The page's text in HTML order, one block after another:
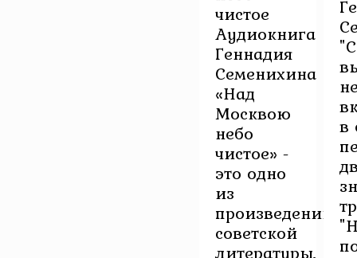
чистое
Аудиокнига
Геннадия
Семенихина
«Над
Москвою
небо
чистое» -
это одно
из
произведений
советской
литературы,
в